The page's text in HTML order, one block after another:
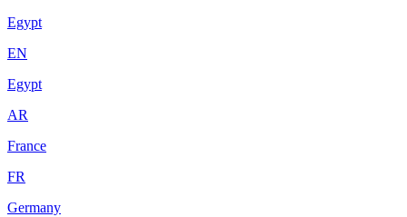
Egypt
EN
Egypt
AR
France
FR
Germany